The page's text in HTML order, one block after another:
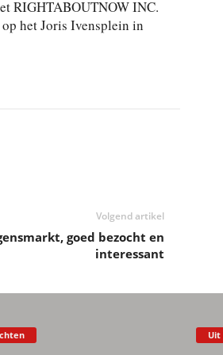
RIGHTABOUTNOW INC.
het Joris Ivensplein in
Volgend artikel
goed bezocht en
interessant
Uit